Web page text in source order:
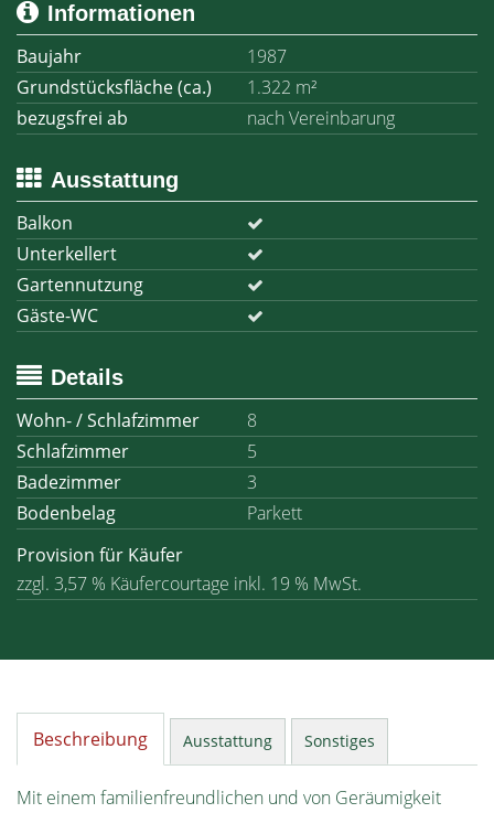
Informationen
Baujahr
1987
Grundstücksfläche (ca.)
1.322 m²
bezugsfrei ab
nach Vereinbarung
Ausstattung
Balkon
Unterkellert
Gartennutzung
Gäste-WC
Details
Wohn- / Schlafzimmer
8
Schlafzimmer
5
Badezimmer
3
Bodenbelag
Parkett
Provision für Käufer
zzgl. 3,57 % Käufercourtage inkl. 19 % MwSt.
Beschreibung Ausstattung Sonstiges
Mit einem familienfreundlichen und von Geräumigkeit